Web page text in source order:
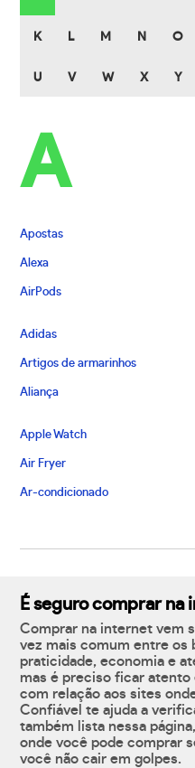
K L M N O
U V W X Y
A
Apostas
Alexa
AirPods
Adidas
Artigos de armarinhos
Aliança
Apple Watch
Air Fryer
Ar-condicionado
É seguro comprar na
Comprar na internet vem
vez mais comum entre os
praticidade, economia e
mas é preciso ficar
com relação aos sites
Confiável te ajuda a
também lista nessa
onde você pode comprar
você não cair em golpes.